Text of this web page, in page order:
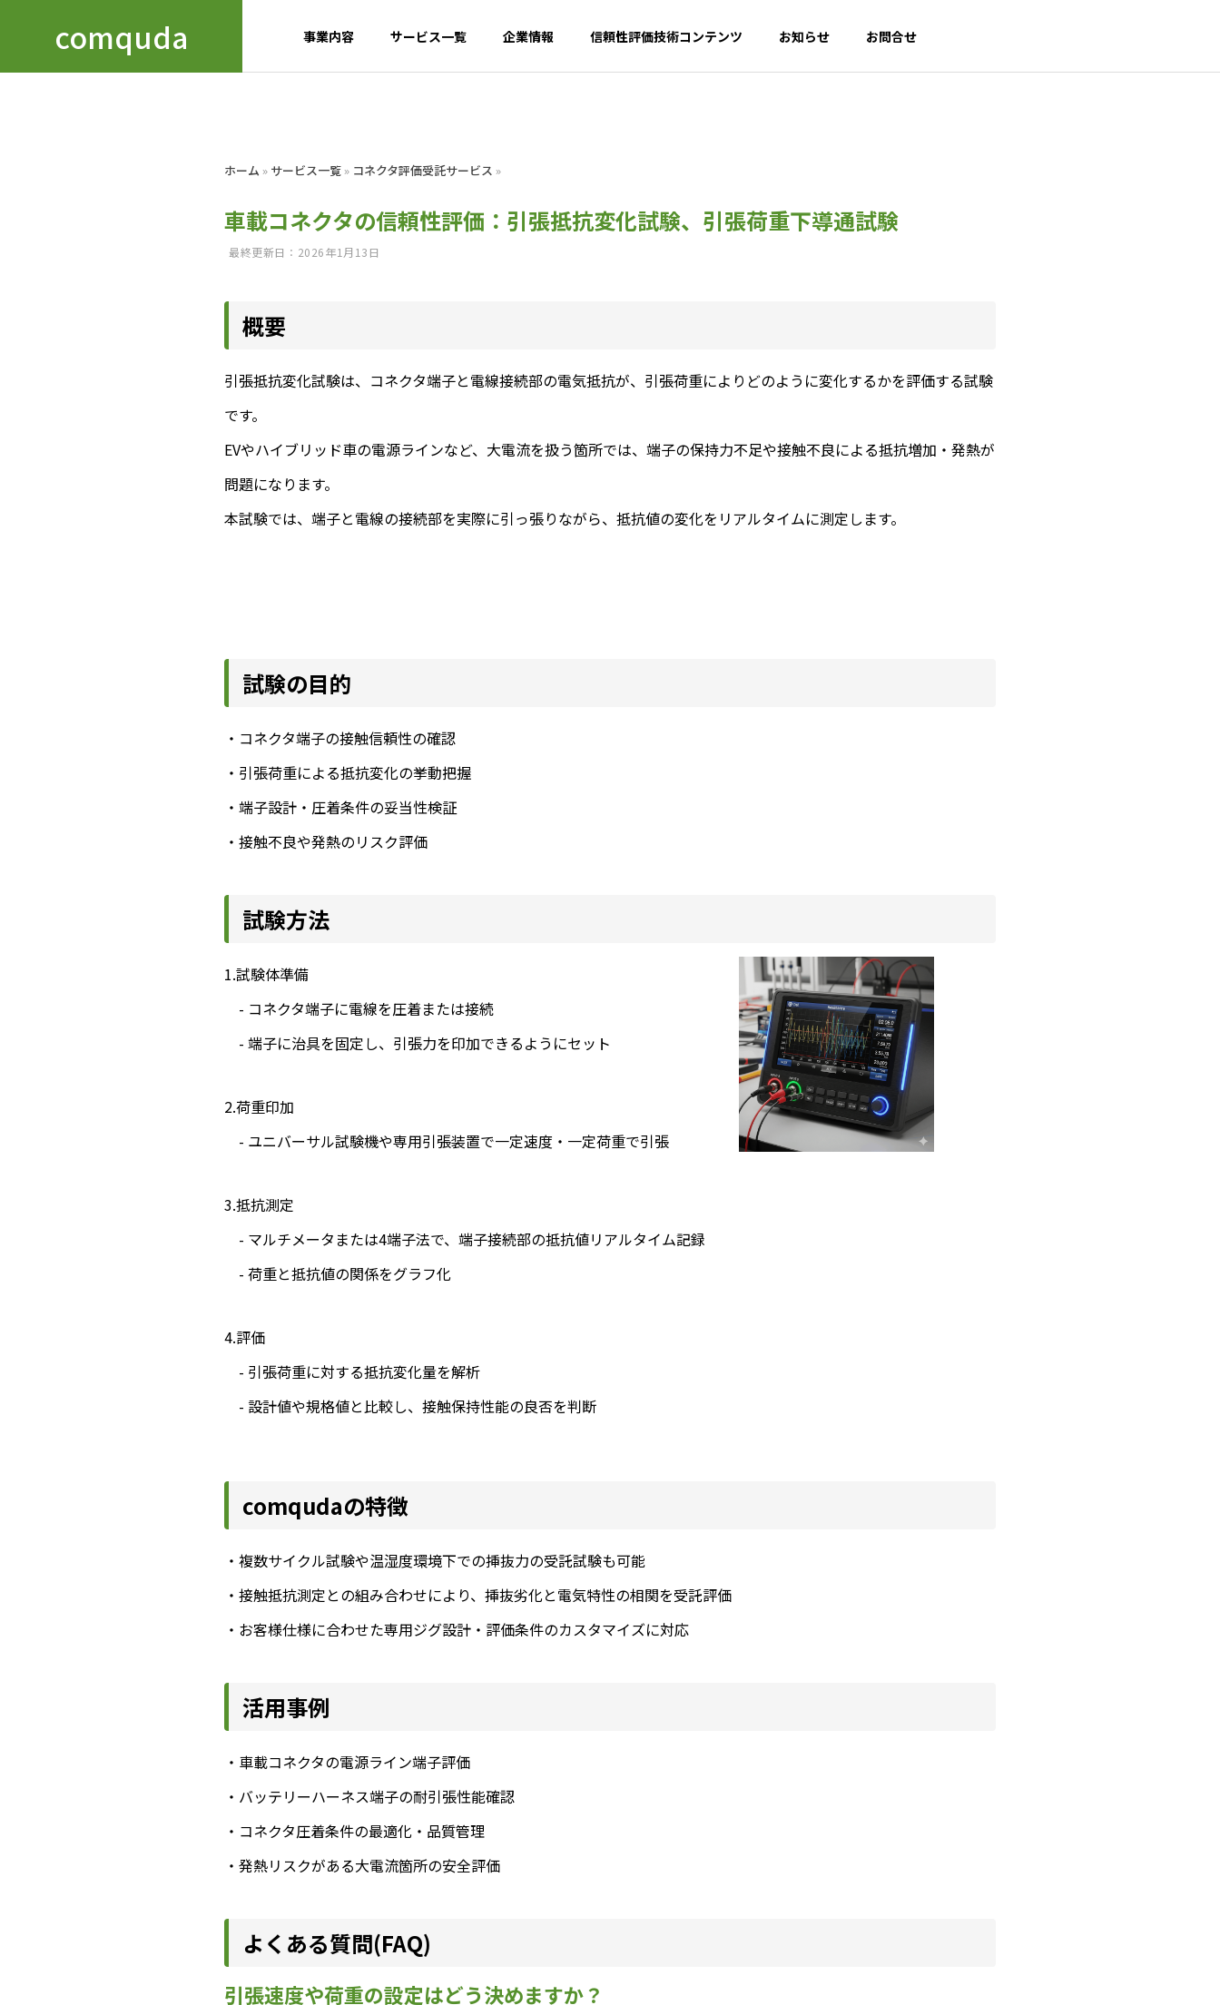
comquda 事業内容 サービス一覧 企業情報 信頼性評価技術コンテンツ お知らせ お問合せ
development Promotion select
GREETING
ホーム » サービス一覧» コネクタ評価受託サービス »
車載コネクタの信頼性評価：引張抵抗変化試験、引張荷重下導通試験
最終更新日：2026年1月13日
概要
引張抵抗変化試験は、コネクタ端子と電線接続部の電気抵抗が、引張荷重によりどのように変化するかを評価する試験
です。
EVやハイブリッド車の電源ラインなど、大電流を扱う箇所では、端子の保持力不足や接触不良による抵抗増加・発熱が
問題になります。
本試験では、端子と電線の接続部を実際に引っ張りながら、抵抗値の変化をリアルタイムに測定します。
試験の目的
・コネクタ端子の接触信頼性の確認
・引張荷重による抵抗変化の挙動把握
・端子設計・圧着条件の妥当性検証
・接触不良や発熱のリスク評価
試験方法
1.試験体準備
- コネクタ端子に電線を圧着または接続
- 端子に治具を固定し、引張力を印加できるようにセット
2.荷重印加
- ユニバーサル試験機や専用引張装置で一定速度・一定荷重で引張
3.抵抗測定
- マルチメータまたは4端子法で、端子接続部の抵抗値リアルタイム記録
- 荷重と抵抗値の関係をグラフ化
4.評価
- 引張荷重に対する抵抗変化量を解析
- 設計値や規格値と比較し、接触保持性能の良否を判断
comqudaの特徴
・複数サイクル試験や温湿度環境下での挿抜力の受託試験も可能
・接触抵抗測定との組み合わせにより、挿抜劣化と電気特性の相関を受託評価
・お客様仕様に合わせた専用ジグ設計・評価条件のカスタマイズに対応
活用事例
・車載コネクタの電源ライン端子評価
・バッテリーハーネス端子の耐引張性能確認
・コネクタ圧着条件の最適化・品質管理
・発熱リスクがある大電流箇所の安全評価
よくある質問(FAQ)
引張速度や荷重の設定はどう決めますか？